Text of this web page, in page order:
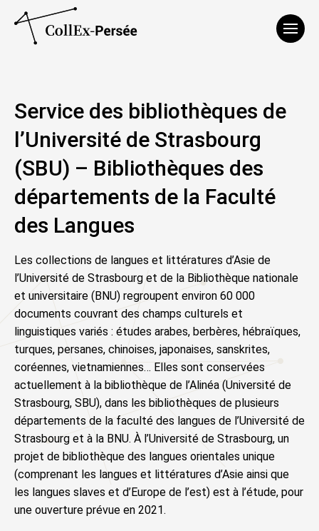
Service des bibliothèques de
l’Université de Strasbourg
(SBU) – Bibliothèques des
départements de la Faculté
des Langues
Les collections de langues et littératures d’Asie de
l’Université de Strasbourg et de la Bibliothèque nationale
et universitaire (BNU) regroupent environ 60 000
documents couvrant des champs culturels et
linguistiques variés : études arabes, berbères, hébraïques,
turques, persanes, chinoises, japonaises, sanskrites,
coréennes, vietnamiennes… Elles sont conservées
actuellement à la bibliothèque de l’Alinéa (Université de
Strasbourg, SBU), dans les bibliothèques de plusieurs
départements de la faculté des langues de l’Université de
Strasbourg et à la BNU. À l’Université de Strasbourg, un
projet de bibliothèque des langues orientales unique
(comprenant les langues et littératures d’Asie ainsi que
les langues slaves et d’Europe de l’est) est à l’étude, pour
une ouverture prévue en 2021.